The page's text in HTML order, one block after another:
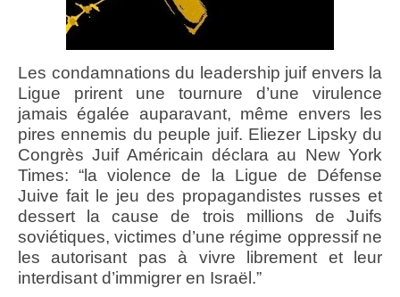
Les condamnations du leadership juif envers la
Ligue prirent une tournure d’une virulence
jamais égalée auparavant, même envers les
pires ennemis du peuple juif. Eliezer Lipsky du
Congrès Juif Américain déclara au New York
Times: “la violence de la Ligue de Défense
Juive fait le jeu des propagandistes russes et
dessert la cause de trois millions de Juifs
soviétiques, victimes d’une régime oppressif ne
les autorisant pas à vivre librement et leur
interdisant d’immigrer en Israël.”